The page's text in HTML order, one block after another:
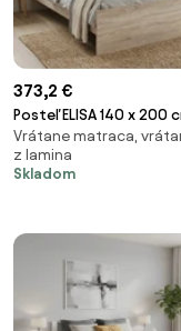
373,2 €
Posteľ ELISA 140 x 200
sonoma Rošt: S
roštom, Matrac: Matrac
COCO MAXI 20 cm
Vrátane matraca,
z lamina
Skladom